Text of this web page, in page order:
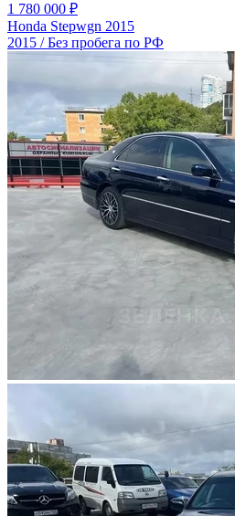
1 780 000 ₽
Honda Stepwgn 2015
2015 / Без пробега по РФ